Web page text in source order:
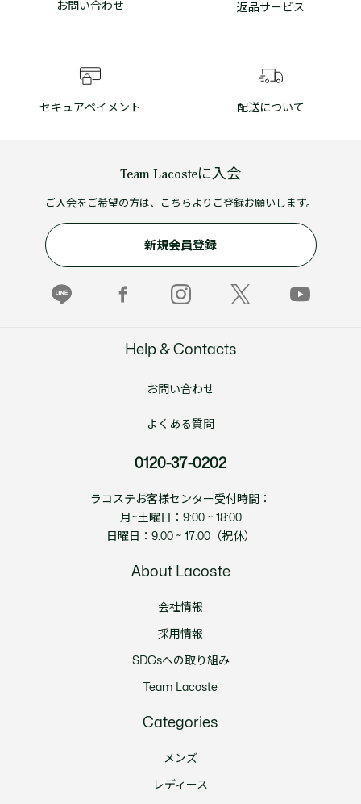
お問い合わせ 返品サービス
セキュアペイメント 配送について
Team Lacosteに入会
ご入会をご希望の方は、こちらよりご登録お願いします。
新規会員登録
Help & Contacts
お問い合わせ
よくある質問
0120-37-0202
ラコステお客様センター受付時間：
月~土曜日：9:00 ~ 18:00
日曜日：9:00 ~ 17:00（祝休）
About Lacoste
会社情報
採用情報
SDGsへの取り組み
Team Lacoste
Categories
メンズ
レディース